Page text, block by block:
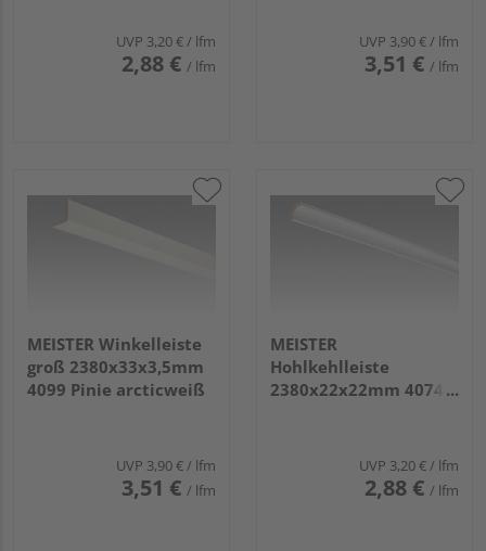
UVP 3,20 €/ lfm
2,88 € / lfm
UVP 3,90 €/ lfm
3,51 € / lfm
MEISTER Winkelleiste
groß 2380x33x3,5mm
4099 Pinie arcticweiß
UVP 3,90 €/ lfm
3,51 € / lfm
MEISTER
Hohlkehlleiste
2380x22x22mm 4074
UVP 3,20 €/ lfm
2,88 € / lfm